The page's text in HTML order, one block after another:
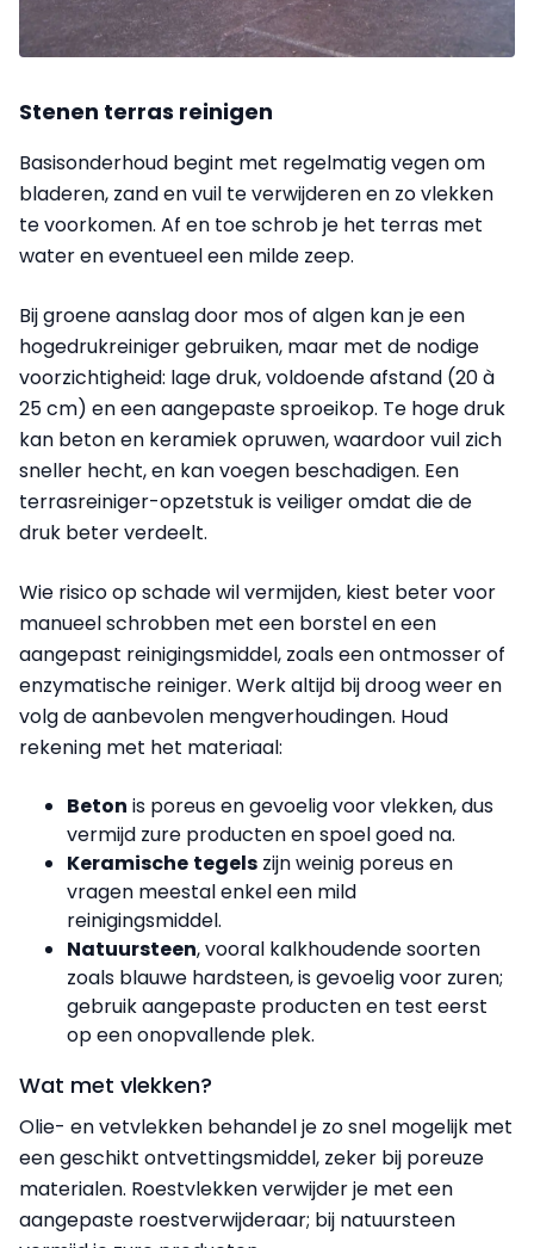
Stenen terras reinigen
Basisonderhoud begint met regelmatig vegen om
bladeren, zand en vuil te verwijderen en zo vlekken
te voorkomen. Af en toe schrob je het terras met
water en eventueel een milde zeep.
Bij groene aanslag door mos of algen kan je een
hogedrukreiniger gebruiken, maar met de nodige
voorzichtigheid: lage druk, voldoende afstand (20 à
25 cm) en een aangepaste sproeikop. Te hoge druk
kan beton en keramiek opruwen, waardoor vuil zich
sneller hecht, en kan voegen beschadigen. Een
terrasreiniger-opzetstuk is veiliger omdat die de
druk beter verdeelt.
Wie risico op schade wil vermijden, kiest beter voor
manueel schrobben met een borstel en een
aangepast reinigingsmiddel, zoals een ontmosser of
enzymatische reiniger. Werk altijd bij droog weer en
volg de aanbevolen mengverhoudingen. Houd
rekening met het materiaal:
Beton is poreus en gevoelig voor vlekken, dus
vermijd zure producten en spoel goed na.
Keramische tegels zijn weinig poreus en
vragen meestal enkel een mild
reinigingsmiddel.
Natuursteen, vooral kalkhoudende soorten
zoals blauwe hardsteen, is gevoelig voor zuren;
gebruik aangepaste producten en test eerst
op een onopvallende plek.
Wat met vlekken?
Olie- en vetvlekken behandel je zo snel mogelijk met
een geschikt ontvettingsmiddel, zeker bij poreuze
materialen. Roestvlekken verwijder je met een
aangepaste roestverwijderaar; bij natuursteen